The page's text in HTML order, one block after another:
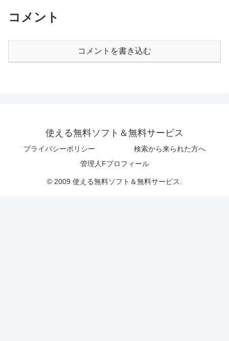
コメント
コメントを書き込む
使える無料ソフト＆無料サービス
プライバシーポリシー
検索から来られた方へ
管理人Fプロフィール
© 2009 使える無料ソフト＆無料サービス.